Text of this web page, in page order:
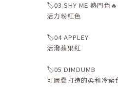
🏷️03 SHY ME 熱門色🔥
活力粉紅色
🏷️04 APPLEY
活潑蘋果紅
🏷️05 DIMDUMB
可層疊打造的柔和冷紫